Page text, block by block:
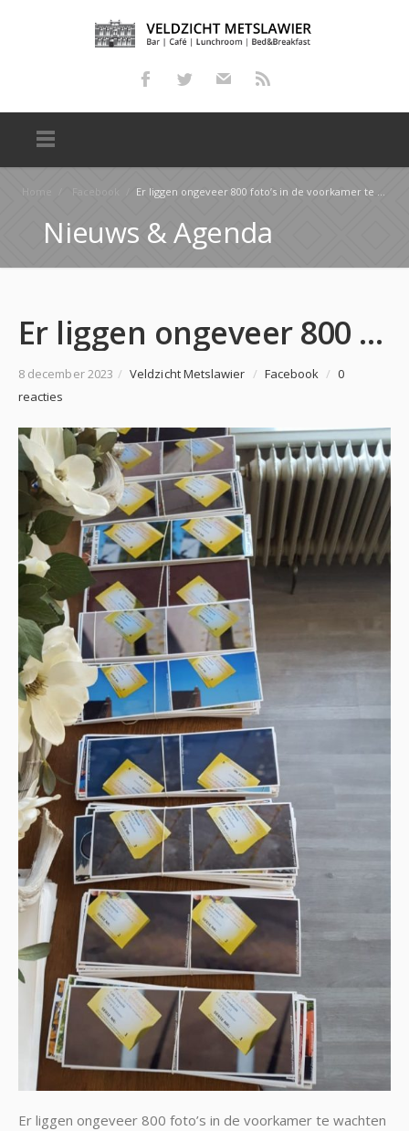
Home Facebook Er liggen ongeveer 800 foto’s in de voorkamer te wachten op de persoon die er belang bij heeft dorps…
Nieuws & Agenda
Er liggen ongeveer 800 foto’s in de voorkamer te wachten op de persoon die er belang bij heeft dorps…
8 december 2023 / Veldzicht Metslawier / Facebook / 0
reacties
Er liggen ongeveer 800 foto’s in de voorkamer te wachten